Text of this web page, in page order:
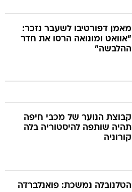
מאמן דפורטיבו לשעבר נזכר:
"אוואט ומונואה הרסו את חדר
ההלבשה"
קבוצת הנוער של מכבי חיפה
תהיה שותפה להיסטוריה בלה
קורוניה
הטלנובלה נמשכת: פואנלברדה